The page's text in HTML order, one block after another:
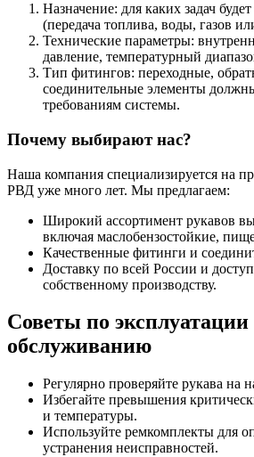
Назначение: для каких задач
(передача топлива, воды, газов
Технические параметры:
давление, температурный
Тип фитингов: переходные,
соединительные элементы
требованиям системы.
Почему выбирают нас?
Наша компания специализируется на
РВД уже много лет. Мы предлагаем:
Широкий ассортимент рукавов
включая маслобензостойкие,
Качественные фитинги и
Доставку по всей России и
собственному производству.
Советы по эксплуатации
обслуживанию
Регулярно проверяйте рукава на
Избегайте превышения
и температуры.
Используйте ремкомплекты для
устранения неисправностей.